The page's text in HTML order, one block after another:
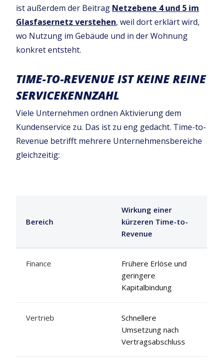
ist außerdem der Beitrag Netzebene 4 und 5 im
Glasfasernetz verstehen, weil dort erklärt wird,
wo Nutzung im Gebäude und in der Wohnung
konkret entsteht.
TIME-TO-REVENUE IST KEINE REINE
SERVICEKENNZAHL
Viele Unternehmen ordnen Aktivierung dem
Kundenservice zu. Das ist zu eng gedacht. Time-to-
Revenue betrifft mehrere Unternehmensbereiche
gleichzeitig:
Bereich
Wirkung einer
kürzeren Time-to-
Revenue
Finance
Frühere Erlöse und
geringere
Kapitalbindung
Vertrieb
Schnellere
Umsetzung nach
Vertragsabschluss